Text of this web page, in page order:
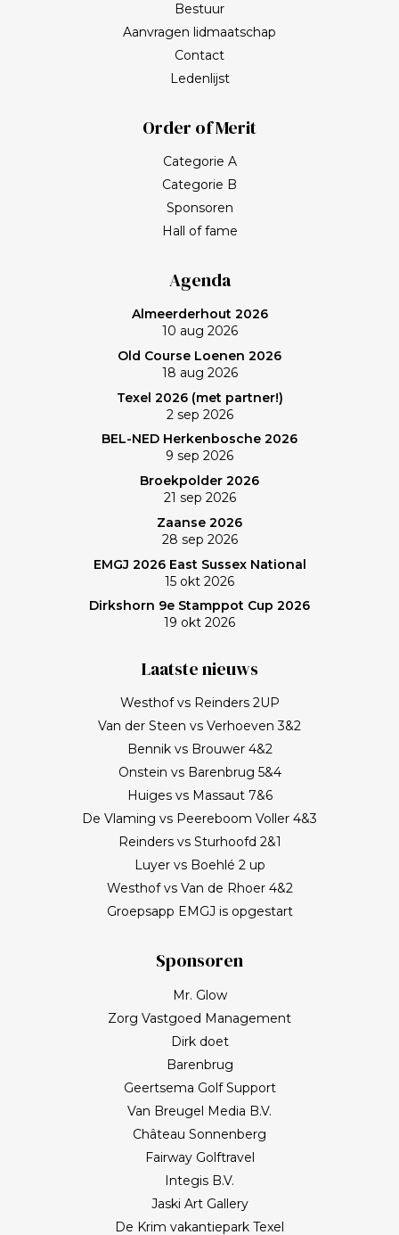
Bestuur
Aanvragen lidmaatschap
Contact
Ledenlijst
Order of Merit
Categorie A
Categorie B
Sponsoren
Hall of fame
Agenda
Almeerderhout 2026
10 aug 2026
Old Course Loenen 2026
18 aug 2026
Texel 2026 (met partner!)
2 sep 2026
BEL-NED Herkenbosche 2026
9 sep 2026
Broekpolder 2026
21 sep 2026
Zaanse 2026
28 sep 2026
EMGJ 2026 East Sussex National
15 okt 2026
Dirkshorn 9e Stamppot Cup 2026
19 okt 2026
Laatste nieuws
Westhof vs Reinders 2UP
Van der Steen vs Verhoeven 3&2
Bennik vs Brouwer 4&2
Onstein vs Barenbrug 5&4
Huiges vs Massaut 7&6
De Vlaming vs Peereboom Voller 4&3
Reinders vs Sturhoofd 2&1
Luyer vs Boehlé 2 up
Westhof vs Van de Rhoer 4&2
Groepsapp EMGJ is opgestart
Sponsoren
Mr. Glow
Zorg Vastgoed Management
Dirk doet
Barenbrug
Geertsema Golf Support
Van Breugel Media B.V.
Château Sonnenberg
Fairway Golftravel
Integis B.V.
Jaski Art Gallery
De Krim vakantiepark Texel